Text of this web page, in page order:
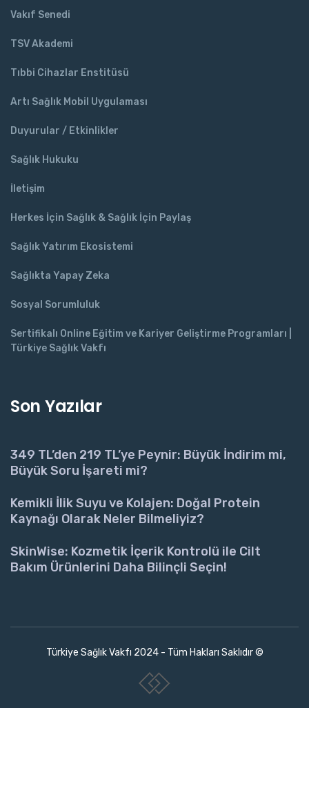
Vakıf Senedi
TSV Akademi
Tıbbi Cihazlar Enstitüsü
Artı Sağlık Mobil Uygulaması
Duyurular / Etkinlikler
Sağlık Hukuku
İletişim
Herkes İçin Sağlık & Sağlık İçin Paylaş
Sağlık Yatırım Ekosistemi
Sağlıkta Yapay Zeka
Sosyal Sorumluluk
Sertifikalı Online Eğitim ve Kariyer Geliştirme Programları |
Türkiye Sağlık Vakfı
Son Yazılar
349 TL’den 219 TL’ye Peynir: Büyük İndirim mi,
Büyük Soru İşareti mi?
Kemikli İlik Suyu ve Kolajen: Doğal Protein
Kaynağı Olarak Neler Bilmeliyiz?
SkinWise: Kozmetik İçerik Kontrolü ile Cilt
Bakım Ürünlerini Daha Bilinçli Seçin!
Türkiye Sağlık Vakfı 2024 - Tüm Hakları Saklıdır ©
www.collectivepeople.com.tr